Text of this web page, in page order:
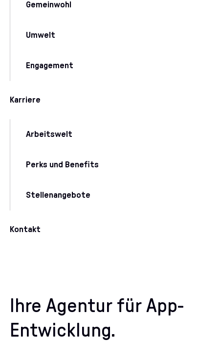
Gemeinwohl
Umwelt
Engagement
Karriere
Arbeitswelt
Perks und Benefits
Stellenangebote
Kontakt
Ihre Agentur für App-
Entwicklung.